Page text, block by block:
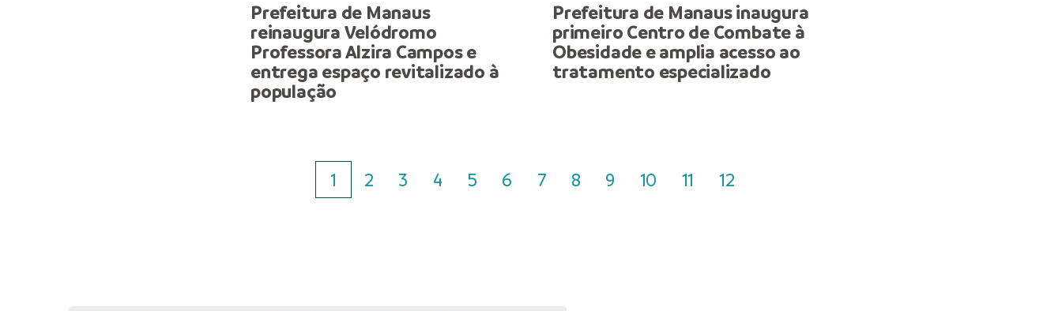
Prefeitura de Manaus
reinaugura Velódromo
Professora Alzira Campos e
entrega espaço revitalizado à
população
Prefeitura de Manaus inaugura
primeiro Centro de Combate à
Obesidade e amplia acesso ao
tratamento especializado
1 2 3 4 5 6 7 8 9 10 11 12